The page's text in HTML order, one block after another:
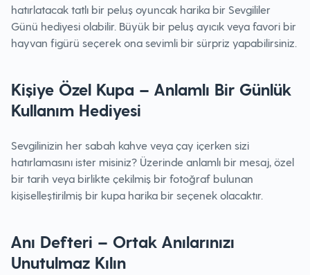
hatırlatacak tatlı bir peluş oyuncak harika bir Sevgililer
Günü hediyesi olabilir. Büyük bir peluş ayıcık veya favori bir
hayvan figürü seçerek ona sevimli bir sürpriz yapabilirsiniz.
Kişiye Özel Kupa – Anlamlı Bir Günlük
Kullanım Hediyesi
Sevgilinizin her sabah kahve veya çay içerken sizi
hatırlamasını ister misiniz? Üzerinde anlamlı bir mesaj, özel
bir tarih veya birlikte çekilmiş bir fotoğraf bulunan
kişiselleştirilmiş bir kupa harika bir seçenek olacaktır.
Anı Defteri – Ortak Anılarınızı
Unutulmaz Kılın